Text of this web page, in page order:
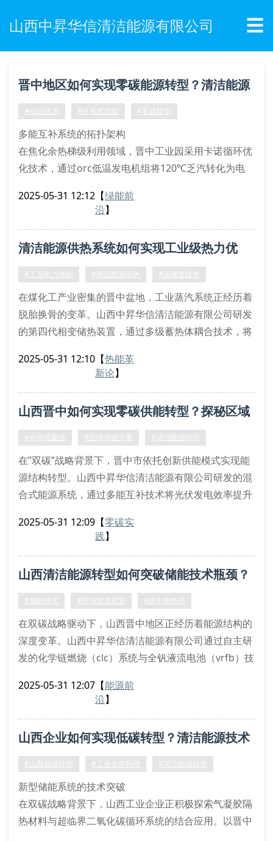
山西中昇华信清洁能源有限公司 ☰
晋中地区如何实现零碳能源转型？清洁能源
技术路径解析
#ccus技术 #分布式供能 #零碳转型
多能互补系统的拓扑架构
在焦化余热梯级利用领域，晋中工业园采用卡诺循环优
化技术，通过orc低温发电机组将120℃乏汽转化为电
力学第二定律效率提升至58%。耦合地源热泵的复合式
针对煤化工尾气处理，我司研发的胺法吸附-膜分离耦
合工艺（a-msc）可将co₂捕集率提升至96.5%
2025-05-31 12:12 【绿能前
沿】
清洁能源供热系统如何实现工业级热力优
化？
#工业热力优化 #清洁能源供热 #碳捕集技术
在煤化工产业密集的晋中盆地，工业蒸汽系统正经历着
脱胎换骨的变革。山西中昇华信清洁能源有限公司研发
的第四代相变储热装置，通过多级蓄热体耦合技术，将
该系统的三级换热模块采用镍基合金波纹管设计，在压
针对传统燃煤锅炉热惯性大的缺陷，我们创新应用了分
布式热网拓扑算法。通过建立蒸汽
2025-05-31 12:10 【热能革
新论】
山西晋中如何实现零碳供能转型？探秘区域
能源新范式
#分布式能源 #区域供能方案 #清洁能源转型
在”双碳”战略背景下，晋中市依托创新供能模式实现能
源结构转型。山西中昇华信清洁能源有限公司研发的混
合式能源系统，通过多能互补技术将光伏发电效率提升
范式。
一级能源层：可再生能源消纳系统（渗透率达78%）
二级缓冲层：相变储能装置（储热密度≥180mj/m³）
2025-05-31 12:09 【零碳实
践】
山西清洁能源转型如何突破储能技术瓶颈？
#储能技术 #区域能源规划 #碳中和路径
在双碳战略驱动下，山西晋中地区正经历着能源结构的
深度变革。山西中昇华信清洁能源有限公司通过自主研
发的化学链燃烧（clc）系统与全钒液流电池（vrfb）技
储能的相变储能材料（pcms）应用，将传统能源基地
（scwg）工艺进行煤基清洁转化。该技术通过分子筛
催化剂实现碳氢比优化
2025-05-31 12:07 【能源前
沿】
山西企业如何实现低碳转型？清洁能源技术
解析
#山西低碳转型 #工业余热利用 #清洁能源技术
新型储能系统的技术突破
在双碳战略背景下，山西工业企业正积极探索气凝胶隔
热材料与超临界二氧化碳循环系统的结合应用。以晋中